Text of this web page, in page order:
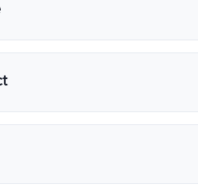
i narzędzi
i renderowanie